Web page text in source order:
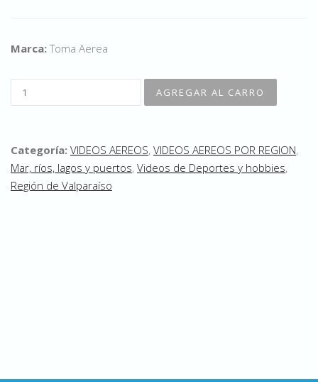
Marca:Toma Aerea
Categoría: VIDEOS AEREOS, VIDEOS AEREOS POR REGION,
Mar, ríos, lagos y puertos, Videos de Deportes y hobbies,
Región de Valparaíso